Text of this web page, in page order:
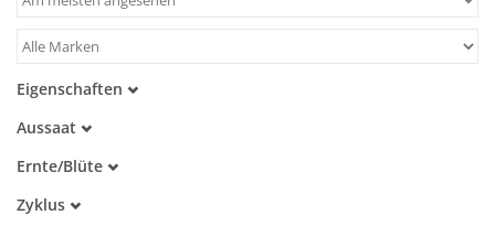
Für Kinder
Geschenkideen
Katalog
Eigenschaften
Alte Sorte
Warmkeimer
Dunkelkeimer
Aussaat
Mai
Juni
Ernte/Blüte
Juli
Zyklus